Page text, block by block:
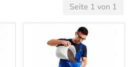
Seite 1 von 1